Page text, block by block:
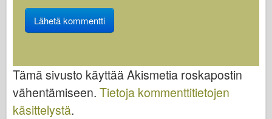
Tämä sivusto käyttää Akismetia roskapostin
vähentämiseen. Tietoja kommenttitietojen
käsittelystä.